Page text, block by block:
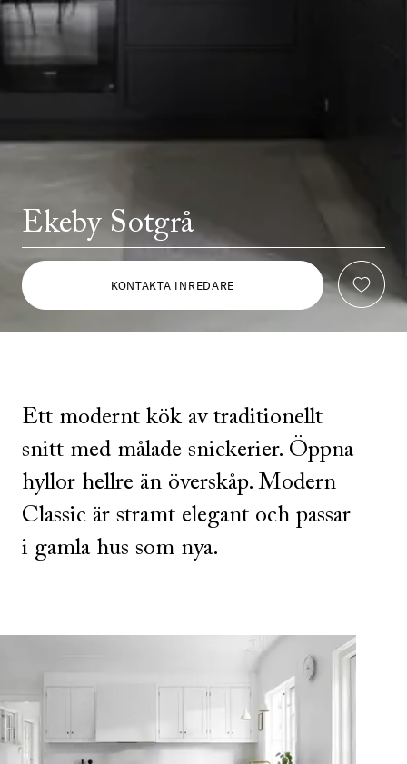
Ekeby Sotgrå
KONTAKTA INREDARE
Ett modernt kök av traditionellt
snitt med målade snickerier. Öppna
hyllor hellre än överskåp. Modern
Classic är stramt elegant och passar
i gamla hus som nya.